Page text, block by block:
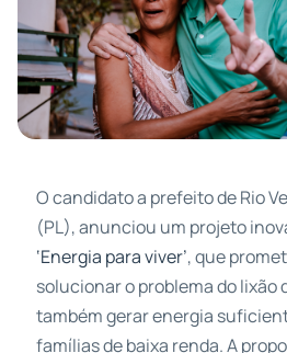
O candidato a prefeito de Rio
(PL), anunciou um projeto
‘Energia para viver’, que
solucionar o problema do lixão
também gerar energia
famílias de baixa renda. A